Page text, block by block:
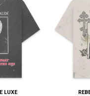
LUXE